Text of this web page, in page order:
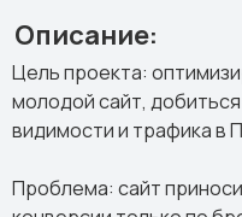
Цель проекта:
молодой сайт,
видимости и трафика в
Проблема: сайт
Описание: